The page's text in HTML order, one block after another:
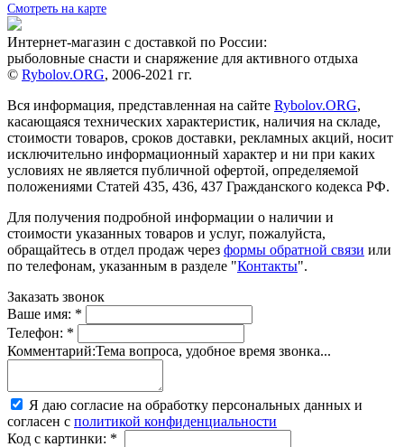
Смотреть на карте
Интернет-магазин с доставкой по России:
рыболовные снасти и снаряжение для активного отдыха
© Rybolov.ORG, 2006-2021 гг.
Вся информация, представленная на сайте Rybolov.ORG,
касающаяся технических характеристик, наличия на складе,
стоимости товаров, сроков доставки, рекламных акций, носит
исключительно информационный характер и ни при каких
условиях не является публичной офертой, определяемой
положениями Статей 435, 436, 437 Гражданского кодекса РФ.
Для получения подробной информации о наличии и
стоимости указанных товаров и услуг, пожалуйста,
обращайтесь в отдел продаж через формы обратной связи или
по телефонам, указанным в разделе "Контакты".
Заказать звонок
Ваше имя: *
Телефон: *
Комментарий:Тема вопроса, удобное время звонка...
Я даю согласие на обработку персональных данных и
согласен с политикой конфиденциальности
Код с картинки: *